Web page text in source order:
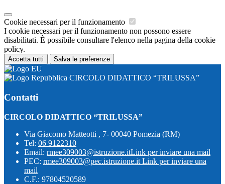
Cookie necessari per il funzionamento
I cookie necessari per il funzionamento non possono essere
disabilitati. È possibile consultare l'elenco nella pagina della cookie
policy.
Accetta tutti Salva le preferenze
CIRCOLO DIDATTICO “TRILUSSA”
Contatti
CIRCOLO DIDATTICO “TRILUSSA”
Via Giacomo Matteotti , 7- 00040 Pomezia (RM)
Tel: 06 9122310
Email: rmee309003@istruzione.itLink per inviare una mail
PEC: rmee309003@pec.istruzione.it Link per inviare una
mail
C.F.: 97804520589